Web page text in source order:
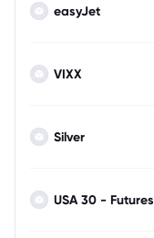
easyJet
VIXX
Silver
USA 30 - Futures